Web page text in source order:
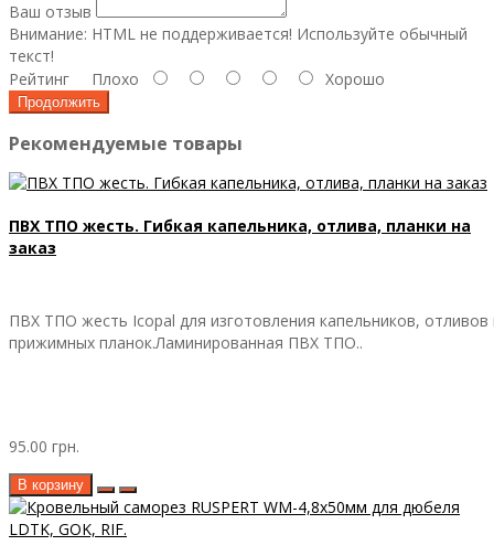
Ваш отзыв
Внимание: HTML не поддерживается! Используйте обычный
текст!
Рейтинг Плохо Хорошо
Продолжить
Рекомендуемые товары
ПВХ ТПО жесть. Гибкая капельника, отлива, планки на
заказ
ПВХ ТПО жесть Icopal для изготовления капельников, отливов
прижимных планок.Ламинированная ПВХ ТПО..
95.00 грн.
В корзину